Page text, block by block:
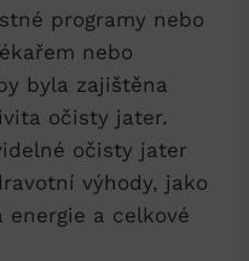
programy nebo
nebo
byla zajištěna
očisty jater.
očisty jater⁢
výhody, jako⁤
energie a celkové